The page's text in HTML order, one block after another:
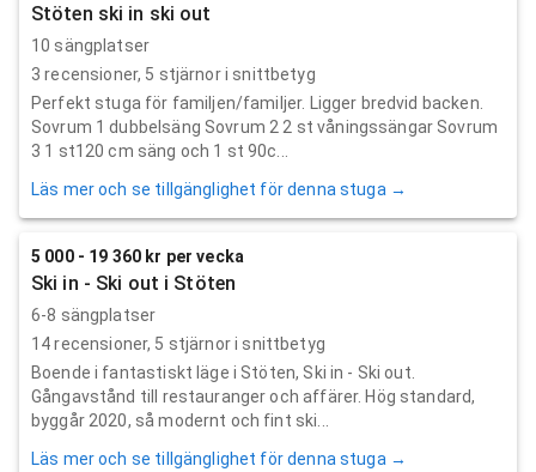
Stöten ski in ski out
10 sängplatser
3 recensioner, 5 stjärnor i snittbetyg
Perfekt stuga för familjen/familjer. Ligger bredvid backen.
Sovrum 1 dubbelsäng Sovrum 2 2 st våningssängar Sovrum
3 1 st120 cm säng och 1 st 90c...
Läs mer och se tillgänglighet för denna stuga →
5 000 - 19 360 kr per vecka
Ski in - Ski out i Stöten
6-8 sängplatser
14recensioner, 5 stjärnor i snittbetyg
Boende i fantastiskt läge i Stöten, Ski in - Ski out.
Gångavstånd till restauranger och affärer. Hög standard,
byggår 2020, så modernt och fint ski...
Läs mer och se tillgänglighet för denna stuga →